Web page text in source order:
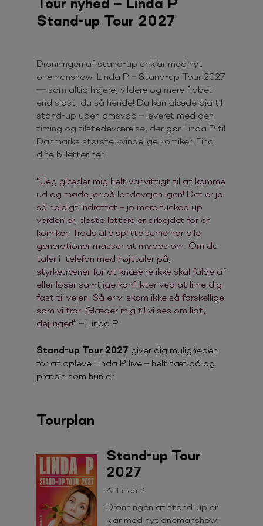
Stand-up Tour 2027
Dronningen af stand-up er klar med nyt
onemanshow: Linda P – Stand-up Tour 2027
— som altid højere, vildere og mere flabet
end sidst, du så hende! Du kan glæde dig til
stand-up uden omsvøb – leveret med den
timing og tilstedeværelse, der gør Linda P til
Danmarks største kvindelige komiker. Find
dine billetter her.
“Jeg glæder mig helt vanvittigt til at komme
ud og møde jer på landevejen igen! Det er jo
så heldigt indrettet – jo mere fucked up
verden er, desto lettere er arbejdet for en
komiker. Trods alle splittelserne har alle
generationer masser at mødes om. Om du
taler i telefon med højttaler på,
styrketræner for at knæene ikke skal falde af
eller løser samtlige konflikter ved at lime dig
fast til vejen. Så er vi skam ikke så forskellige
som vi tror. Glæder mig til vi ses om lidt,
dejlinger!” – Linda P
Stand-up Tour 2027 giver dig muligheden
for at opleve Linda P live – helt tæt på og
præcis som hun er.
Tourplan
Stand-up Tour
2027
Af Linda P
Dronningen af stand-up er
klar med nyt onemanshow: